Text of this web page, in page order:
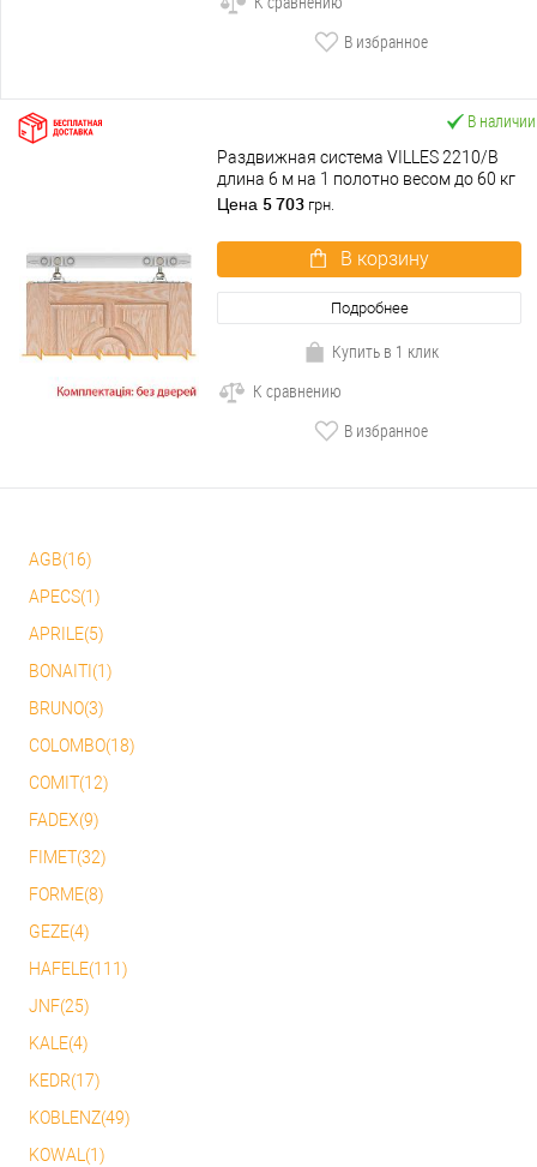
В избранное
В наличии
Раздвижная система VILLES 2210/B
длина 6 м на 1 полотно весом до 60 кг
Цена 5 703 грн.
В корзину
Подробнее
Купить в 1 клик
К сравнению
В избранное
AGB(16)
APECS(1)
APRILE(5)
BONAITI(1)
BRUNO(3)
COLOMBO(18)
COMIT(12)
FADEX(9)
FIMET(32)
FORME(8)
GEZE(4)
HAFELE(111)
JNF(25)
KALE(4)
KEDR(17)
KOBLENZ(49)
KOWAL(1)